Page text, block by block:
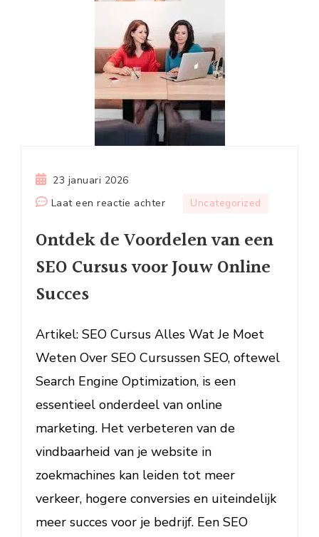
23 januari 2026
Laat een reactie achterop
de
Voordelen
van
Cursus
Online
Succes
Uncategorized
Ontdek de Voordelen van een
SEO Cursus voor Jouw Online
Succes
Artikel: SEO Cursus Alles Wat Je Moet
Weten Over SEO Cursussen SEO, oftewel
Search Engine Optimization, is een
essentieel onderdeel van online
marketing. Het verbeteren van de
vindbaarheid van je website in
zoekmachines kan leiden tot meer
verkeer, hogere conversies en uiteindelijk
meer succes voor je bedrijf. Een SEO